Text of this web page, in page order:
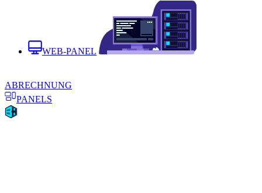
WEB-PANEL
ABRECHNUNG
PANELS